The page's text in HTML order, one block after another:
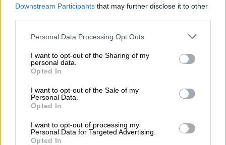
Downstream Participants that may further disclose it to other
Please note that this website/app uses one or more Google
not limited to your visit or usage behaviour. You may click to
grant or deny consent to Google and its third-party tags to
use your data for below specified purposes in below Google
consent section.
Personal Data Processing Opt Outs
I want to opt-out of the Sharing of my
personal data.
Opted In
I want to opt-out of the Sale of my
Personal Data.
Opted In
I want to opt-out of processing my
Personal Data for Targeted Advertising.
Opted In
Sähköposti
Kuinka voimme auttaa?Kuvaile lyhyesti
yrityksesi tilanne ja taloushallinnon tarpeet.